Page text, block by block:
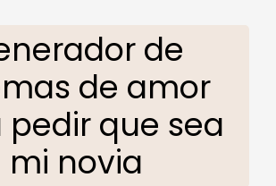
de
de amor
pedir que sea
mi novia